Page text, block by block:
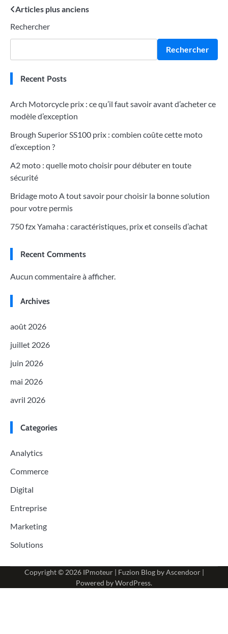
Navigation
des
Articles plus anciens
Rechercher
Rechercher
Recent Posts
Arch Motorcycle prix : ce qu’il faut savoir avant d’acheter ce
modèle d’exception
Brough Superior SS100 prix : combien coûte cette moto
d’exception ?
A2 moto : quelle moto choisir pour débuter en toute
sécurité
Bridage moto A tout savoir pour choisir la bonne solution
pour votre permis
750 fzx Yamaha : caractéristiques, prix et conseils d’achat
Recent Comments
Aucun commentaire à afficher.
Archives
août 2026
juillet 2026
juin 2026
mai 2026
avril 2026
Categories
Analytics
Commerce
Digital
Entreprise
Marketing
Solutions
Copyright © 2026 IPmoteur| Fuzion Blog byAscendoor|
Powered byWordPress.